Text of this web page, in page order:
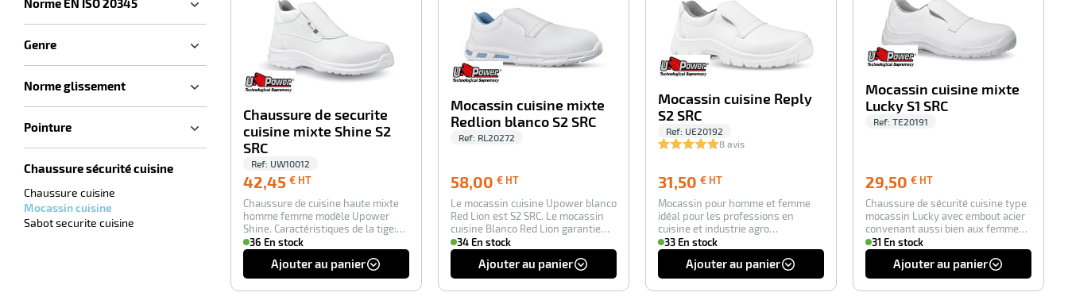
Norme EN ISO 20345
Genre
Norme glissement
Pointure
Chaussure sécurité cuisine
Chaussure cuisine
Mocassin cuisine
Sabot securite cuisine
Chaussure de securite
cuisine mixte Shine S2
SRC
Ref: UW10012
42,45 € HT
HT
Chaussure de cuisine haute mixte
homme femme modèle Upower
Shine. Caractéristiques de la tige:
Lorica hy…
36 En stock
Ajouter au panier
Mocassin cuisine mixte
Redlion blanco S2 SRC
Ref: RL20272
58,00 € HT
HT
Le mocassin cuisine Upower blanco
Red Lion est S2 SRC. Le mocassin
cuisine Blanco Red Lion garantie
confo…
34 En stock
Ajouter au panier
Mocassin cuisine Reply
S2 SRC
Ref: UE20192
8 avis
31,50 € HT
HT
Mocassin pour homme et femme
idéal pour les professions en
cuisine et industrie agro
alimentaire. La cha…
33 En stock
Ajouter au panier
Mocassin cuisine mixte
Lucky S1 SRC
Ref: TE20191
29,50 € HT
HT
Chaussure de sécurité cuisine type
mocassin Lucky avec embout acier
convenant aussi bien aux femmes
comme…
31 En stock
Ajouter au panier